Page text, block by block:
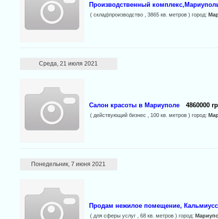
Производственный
( склад\производство , 3865 кв. метров ) город:
Среда, 21 июля 2021
Салон красоты в Мариуполе 4860000
( действующий бизнес , 100 кв. метров ) город:
Понедельник, 7 июня 2021
Продам нежилое помещение,
( для сферы услуг , 68 кв. метров ) город: